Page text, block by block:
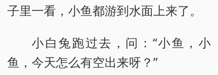
子里一看，小鱼都游到水面上来了。
小白兔跑过去，问：“小鱼，小
鱼，今天怎么有空出来呀？”